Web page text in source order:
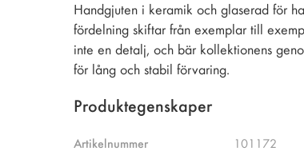
Handgjuten i keramik och glaserad för
fördelning skiftar från exemplar till
inte en detalj, och bär kollektionens
för lång och stabil förvaring.
Produktegenskaper
Artikelnummer
101172